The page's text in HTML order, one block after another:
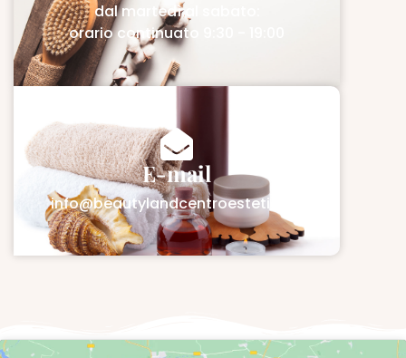
dal martedì al sabato:
orario continuato 9:30 - 19:00
E-mail
info@beautylandcentroestetico.it